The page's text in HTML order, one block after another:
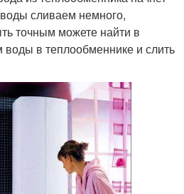
сливаем немного,
точным можете найти в
воды в теплообменнике и слить